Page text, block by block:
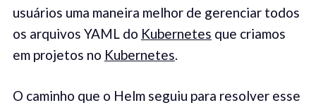
usuários uma maneira melhor de gerenciar todos
os arquivos YAML do Kubernetes que criamos
em projetos no Kubernetes.
O caminho que o Helm seguiu para resolver esse